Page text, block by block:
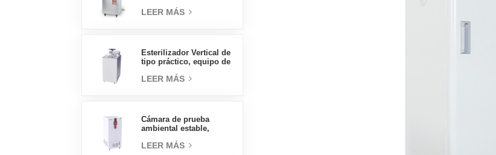
vertical de tipo
LEER MÁS
Esterilizador Vertical de
tipo práctico, equipo de
Vertical, esterilizador de
LEER MÁS
Cámara de prueba
ambiental estable,
laboratorio, precio al
LEER MÁS